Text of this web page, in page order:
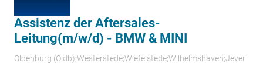
Assistenz der Aftersales-
Leitung(m/w/d) - BMW & MINI
Oldenburg (Oldb);Westerstede;Wiefelstede;Wilhelmshaven;Jever